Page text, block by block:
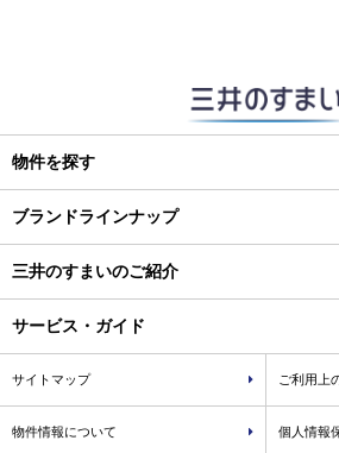
物件を探す
ブランドラインナップ
三井のすまいのご紹介
サービス・ガイド
サイトマップ ご利用上
物件情報について 個人情報